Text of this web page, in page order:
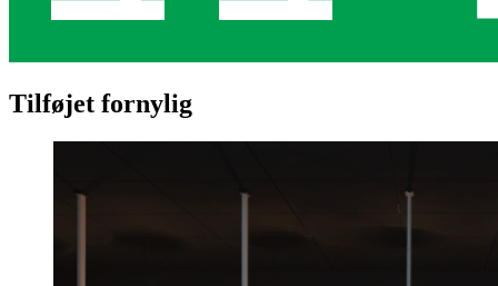
Tilføjet fornylig